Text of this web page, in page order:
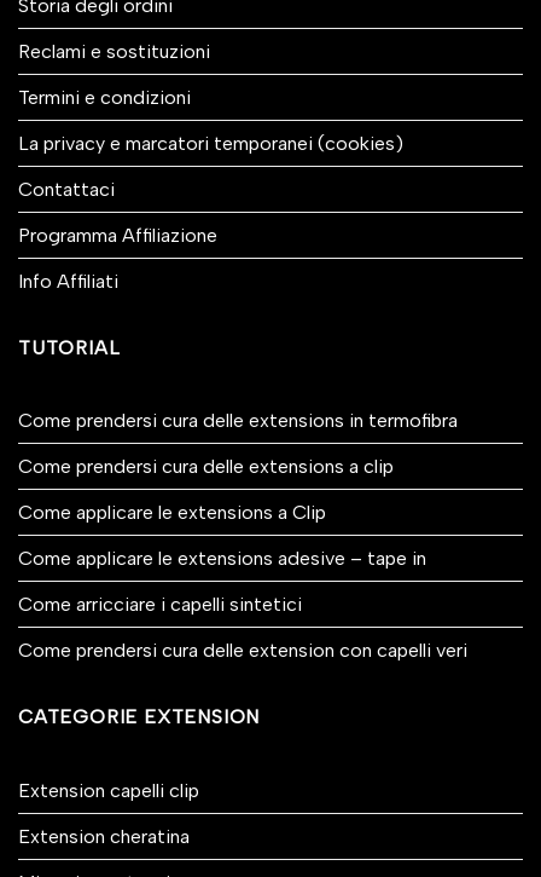
Storia degli ordini
Reclami e sostituzioni
Termini e condizioni
La privacy e marcatori temporanei (cookies)
Contattaci
Programma Affiliazione
Info Affiliati
TUTORIAL
Come prendersi cura delle extensions in termofibra
Come prendersi cura delle extensions a clip
Come applicare le extensions a Clip
Come applicare le extensions adesive – tape in
Come arricciare i capelli sintetici
Come prendersi cura delle extension con capelli veri
CATEGORIE EXTENSION
Extension capelli clip
Extension cheratina